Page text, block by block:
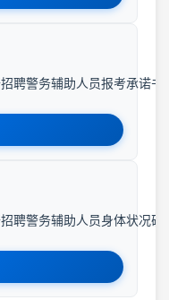
聘警务辅助人员报考承诺书
聘警务辅助人员身体状况